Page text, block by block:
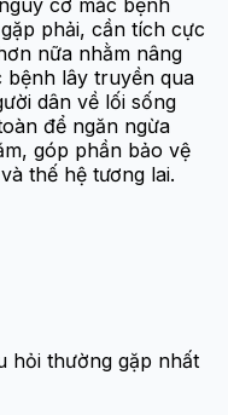
phải, cần tích cực
nữa nhằm nâng
lây truyền qua
dân về lối sống
để ngăn ngừa
góp phần bảo vệ
thế hệ tương lai.
hỏi thường gặp nhất